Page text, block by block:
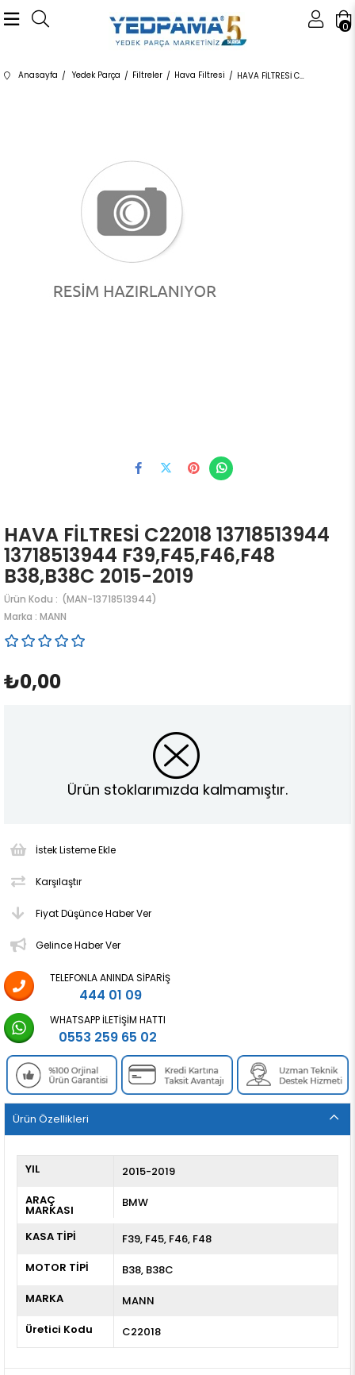
0
Anasayfa Yedek Parça Filtreler Hava Filtresi HAVA FİLTRESİ C22018 13718513944 13718513944 F39,F45,F46,F48 B38,B38C 2015-2019
HAVA FİLTRESİ C22018 13718513944
13718513944 F39,F45,F46,F48
B38,B38C 2015-2019
(MAN-13718513944)
Marka : MANN
₺0,00
Ürün stoklarımızda kalmamıştır.
İstek Listeme Ekle
Karşılaştır
Fiyat Düşünce Haber Ver
Gelince Haber Ver
TELEFONLA ANINDA SIPARIŞ
444 01 09
WHATSAPP İLETIŞIM HATTI
0553 259 65 02
Ürün Özellikleri
YIL
2015-2019
ARAÇ
MARKASI
BMW
KASA TİPİ F39 F45 F46 F48
MOTOR TİPİ
B38, B38C
MARKA
MANN
Üretici Kodu
C22018